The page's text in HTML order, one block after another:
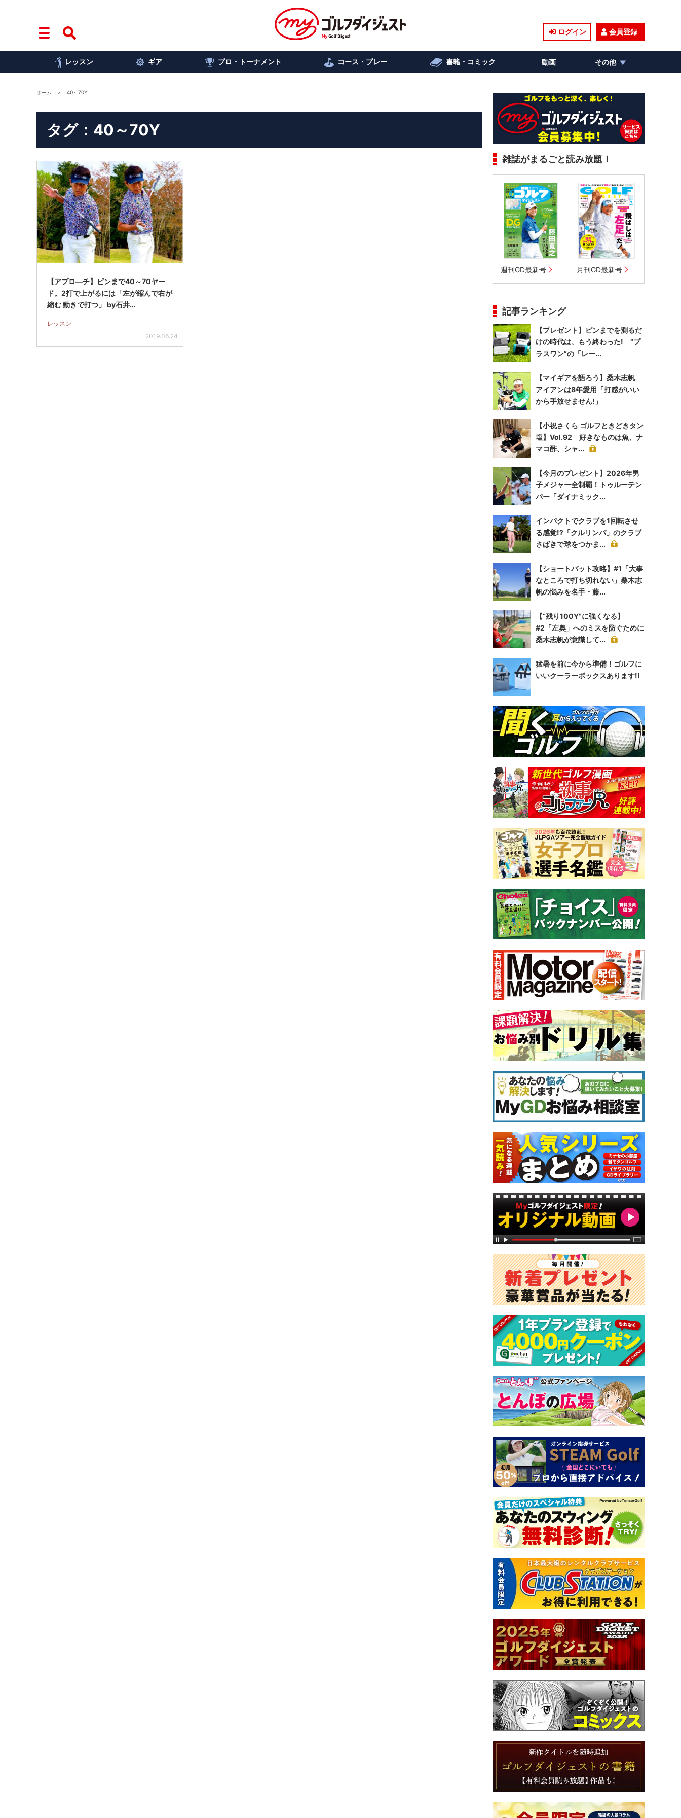
ログイン 会員登録
レッスン ギア プロ・トーナメント コース・プレー 書籍・コミック 動画 その他
ホーム 40～70Y
タグ：40～70Y
【アプロ―チ】ピンまで40～70ヤー
ド。2打で上がるには「左が縮んで右が
縮む 動きで打つ」 by石井…
レッスン
2019.06.24
雑誌がまるごと読み放題！
週刊GD最新号 月刊GD最新号
記事ランキング
【プレゼント】ピンまでを測るだ
けの時代は、もう終わった! “プ
ラスワン”の「レー...
【マイギアを語ろう】桑木志帆
アイアンは8年愛用「打感がいい
から手放せません!」
【小祝さくら ゴルフときどきタン
塩】Vol.92 好きなものは魚、ナ
マコ酢、シャ...
【今月のプレゼント】2026年男
子メジャー全制覇！トゥルーテン
パー「ダイナミック...
インパクトでクラブを1回転させ
る感覚!?「クルリンパ」のクラブ
さばきで球をつかま...
【ショートパット攻略】#1「大事
なところで打ち切れない」桑木志
帆の悩みを名手・藤...
【“残り100Y”に強くなる】
#2「左奥」へのミスを防ぐために
桑木志帆が意識して...
猛暑を前に今から準備！ゴルフに
いいクーラーボックスあります!!